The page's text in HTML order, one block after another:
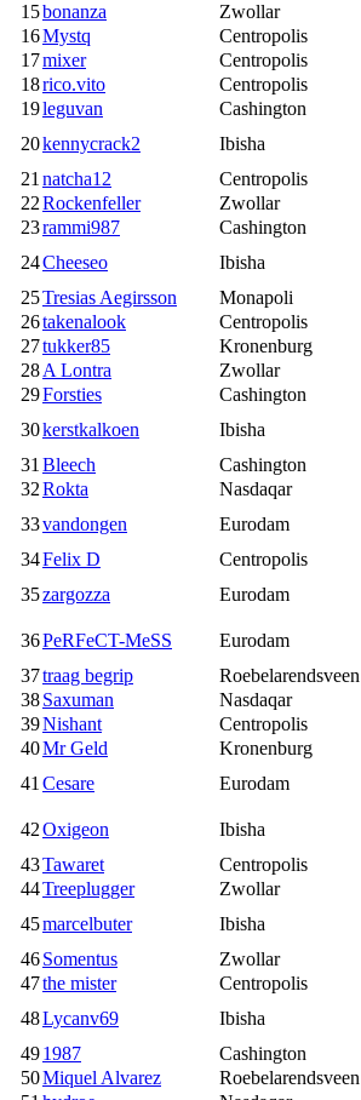
15bonanza Zwollar
16Mystq Centropolis
17mixer Centropolis
18rico.vito Centropolis
19leguvan Cashington
20kennycrack2 Ibisha
21natcha12 Centropolis
22Rockenfeller Zwollar
23rammi987 Cashington
24Cheeseo Ibisha
25Tresias Aegirsson Monapoli
26takenalook Centropolis
27tukker85 Kronenburg
28A Lontra Zwollar
29Forsties Cashington
30kerstkalkoen Ibisha
31Bleech Cashington
32Rokta Nasdaqar
33vandongen Eurodam
34Felix D Centropolis
35zargozza Eurodam
36PeRFeCT-MeSS Eurodam
37traag begrip Roebelarendsveen
38Saxuman Nasdaqar
39Nishant Centropolis
40Mr Geld Kronenburg
41Cesare Eurodam
42Oxigeon Ibisha
43Tawaret Centropolis
44Treeplugger Zwollar
45marcelbuter Ibisha
46Somentus Zwollar
47the mister Centropolis
48Lycanv69 Ibisha
491987 Cashington
50Miquel Alvarez Roebelarendsveen